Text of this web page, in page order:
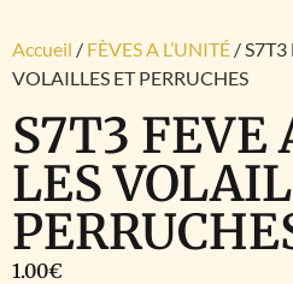
Accueil / FÈVES A L’UNITÉ / S7T3
VOLAILLES ET PERRUCHES
S7T3 FEVE
LES
1.00€